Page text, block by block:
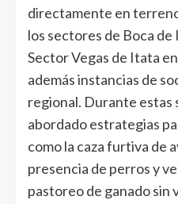
directamente en
los sectores de Boca
Sector Vegas de Itata
además instancias de
regional. Durante estas
abordado estrategias
como la caza furtiva de
presencia de perros y
pastoreo de ganado sin